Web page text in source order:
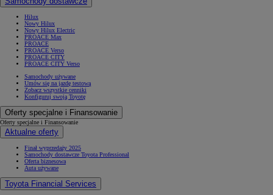
Hilux
Nowy Hilux
Nowy Hilux Electric
PROACE Max
PROACE
PROACE Verso
PROACE CITY
PROACE CITY Verso
Samochody używane
Umów się na jazdę testową
Zobacz wszystkie cenniki
Konfiguruj swoją Toyotę
Oferty specjalne i Finansowanie
Oferty specjalne i Finansowanie
Aktualne oferty
Finał wyprzedaży 2025
Samochody dostawcze Toyota Professional
Oferta biznesowa
Auta używane
Toyota Financial Services